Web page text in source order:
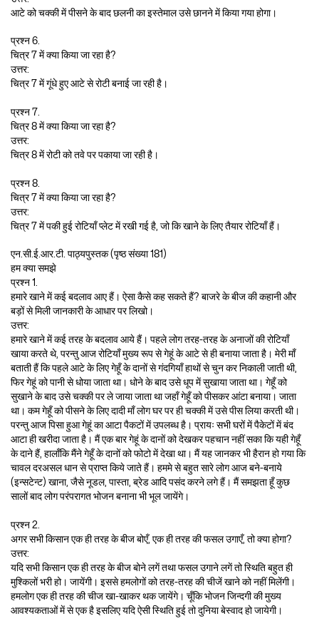
आटे को चक्की में पीसने के बाद छलनी का इस्तेमाल उसे छानने में किया गया होगा।
प्रश्न 6.
चित्र 7 में क्या किया जा रहा है?
उत्तर:
चित्र 7 में गूंधे हुए आटे से रोटी बनाई जा रही है।
प्रश्न 7.
चित्र 8 में क्या किया जा रहा है?
उत्तर:
चित्र 8 में रोटी को तवे पर पकाया जा रही है।
प्रश्न 8.
चित्र 7 में क्या किया जा रहा है?
उत्तर:
चित्र 7 में पकी हुई रोटियाँ प्लेट में रखी गई है, जो कि खाने के लिए तैयार रोटियाँ हैं।
एन.सी.ई.आर.टी. पाठ्यपुस्तक (पृष्ठ संख्या 181)
हम क्या समझे
प्रश्न 1.
हमारे खाने में कई बदलाव आए हैं। ऐसा कैसे कह सकते हैं? बाजरे के बीज की कहानी और
बड़ों से मिली जानकारी के आधार पर लिखो।
उत्तर:
हमारे खाने में कई तरह के बदलाव आये हैं। पहले लोग तरह-तरह के अनाजों की रोटियाँ
खाया करते थे, परन्तु आज रोटियाँ मुख्य रूप से गेहूं के आटे से ही बनाया जाता है। मेरी माँ
बताती हैं कि पहले आटे के लिए गेहूँ के दानों से गंदगियाँ हाथों से चुन कर निकाली जाती थी,
फिर गेहूं को पानी से धोया जाता था। धोने के बाद उसे धूप में सुखाया जाता था। गेहूँ को
सुखाने के बाद उसे चक्की पर ले जाया जाता था जहाँ गेहूँ को पीसकर आंटा बनाया। जाता
था। कम गेहूँ को पीसने के लिए दादी माँ लोग घर पर ही चक्की में उसे पीस लिया करती थी।
परन्तु आज पिसा हुआ गेहूं का आटा पैकटों में उपलब्ध है। प्रायः सभी घरों में पैकेटों में बंद
आटा ही खरीदा जाता है। मैं एक बार गेहूं के दानों को देखकर पहचान नहीं सका कि यही गेहूँ
के दाने हैं, हालाँकि मैंने गेहूँ के दानों को फोटो में देखा था। मैं यह जानकर भी हैरान हो गया कि
चावल दरअसल धान से प्राप्त किये जाते हैं। हममे से बहुत सारे लोग आज बने-बनाये
(इन्सटेन्ट) खाना, जैसे नूडल, पास्ता, ब्रेड आदि पसंद करने लगे हैं। मैं समझता हूँ कुछ
सालों बाद लोग परंपरागत भोजन बनाना भी भूल जायेंगे।
प्रश्न 2.
अगर सभी किसान एक ही तरह के बीज बोएँ, एक ही तरह की फसल उगाएँ, तो क्या होगा?
उत्तर:
यदि सभी किसान एक ही तरह के बीज बोने लगें तथा फसल उगाने लगें तो स्थिति बहुत ही
मुश्किलों भरी हो। जायेंगी। इससे हमलोगों को तरह-तरह की चीजें खाने को नहीं मिलेंगी।
हमलोग एक ही तरह की चीज खा-खाकर थक जायेंगे। चूँकि भोजन जिन्दगी की मुख्य
आवश्यकताओं में से एक है इसलिए यदि ऐसी स्थिति हुई तो दुनिया बेस्वाद हो जायेगी।